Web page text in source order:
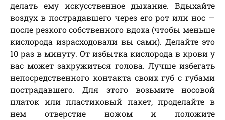
делать ему искусственное дыхание. Вдыхайте
воздух в пострадавшего через его рот или нос —
после резкого собственного вдоха (чтобы меньше
кислорода израсходовали вы сами). Делайте это
10 раз в минуту. От избытка кислорода в крови у
вас может закружиться голова. Лучше избегать
непосредственного контакта своих губ с губами
пострадавшего. Для этого возьмите носовой
платок или пластиковый пакет, проделайте в
нем отверстие ножом и положите